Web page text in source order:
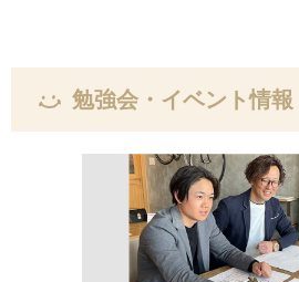
勉強会・イベント情報